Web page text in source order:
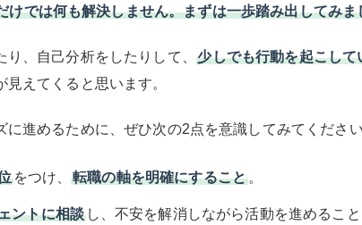
けでは何も解決しません。まずは一歩踏み出してみま
、自己分析をしたりして、 少しでも行動を起こして
えてくると思います。
に進めるために、ぜひ次の2点を意識してみてください
をつけ、転職の軸を明確にすること。
ントに相談し、不安を解消しながら活動を進めること